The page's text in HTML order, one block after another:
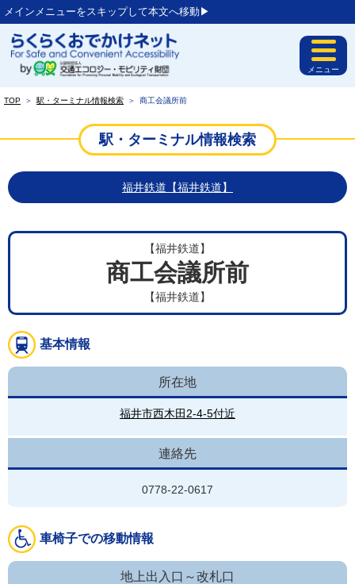
メインメニューをスキップして本文へ移動▶︎
メニュー
TOP ＞ 駅・ターミナル情報検索 ＞ 商工会議所前
駅・ターミナル情報検索
福井鉄道【福井鉄道】
【福井鉄道】
商工会議所前
【福井鉄道】
基本情報
所在地
福井市西木田2-4-5付近
連絡先
0778-22-0617
車椅子での移動情報
地上出入口～改札口